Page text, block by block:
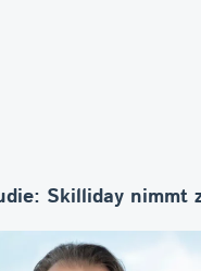
Skilliday nimmt